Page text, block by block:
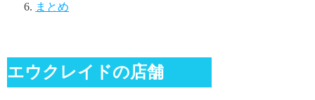
まとめ
エウクレイドの店舗